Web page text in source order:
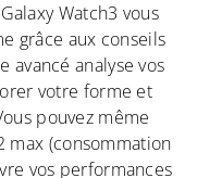
Watch3 vous
grâce aux conseils
avancé analyse vos
votre forme et
pouvez même
max (consommation
vos performances